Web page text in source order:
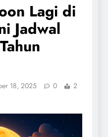
Lagi di
Jadwal
18, 2025 0
2